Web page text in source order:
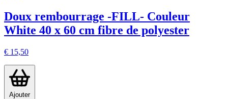
Doux rembourrage -FILL- Couleur
White 40 x 60 cm fibre de polyester
€ 15,50
Ajouter